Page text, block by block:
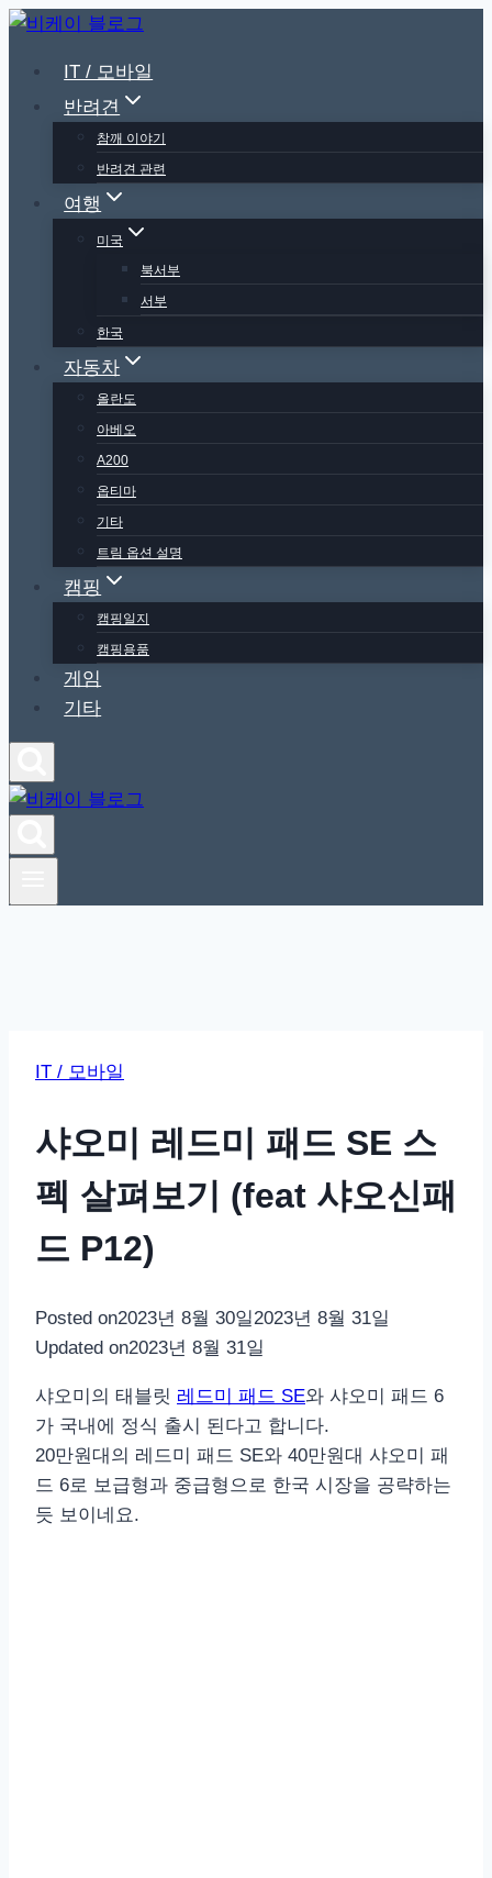
Skip
contentIT / 모바일
반려견
참깨 이야기
반려견 관련
여행
미국
북서부
서부
한국
자동차
올란도
아베오
A200
옵티마
기타
트림 옵션 설명
캠핑
캠핑일지
캠핑용품
게임
기타
IT / 모바일
샤오미 레드미 패드 SE 스
펙 살펴보기 (feat 샤오신패
드 P12)
Posted on2023년 8월 30일2023년 8월 31일
Updated on2023년 8월 31일
샤오미의 태블릿 레드미 패드 SE와 샤오미 패드 6
가 국내에 정식 출시 된다고 합니다.
20만원대의 레드미 패드 SE와 40만원대 샤오미 패
드 6로 보급형과 중급형으로 한국 시장을 공략하는
듯 보이네요.